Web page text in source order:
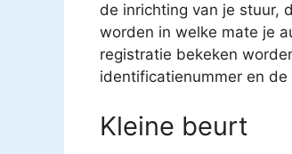
de inrichting van je stuur,
worden in welke mate je
registratie bekeken
identificatienummer en
Kleine beurt